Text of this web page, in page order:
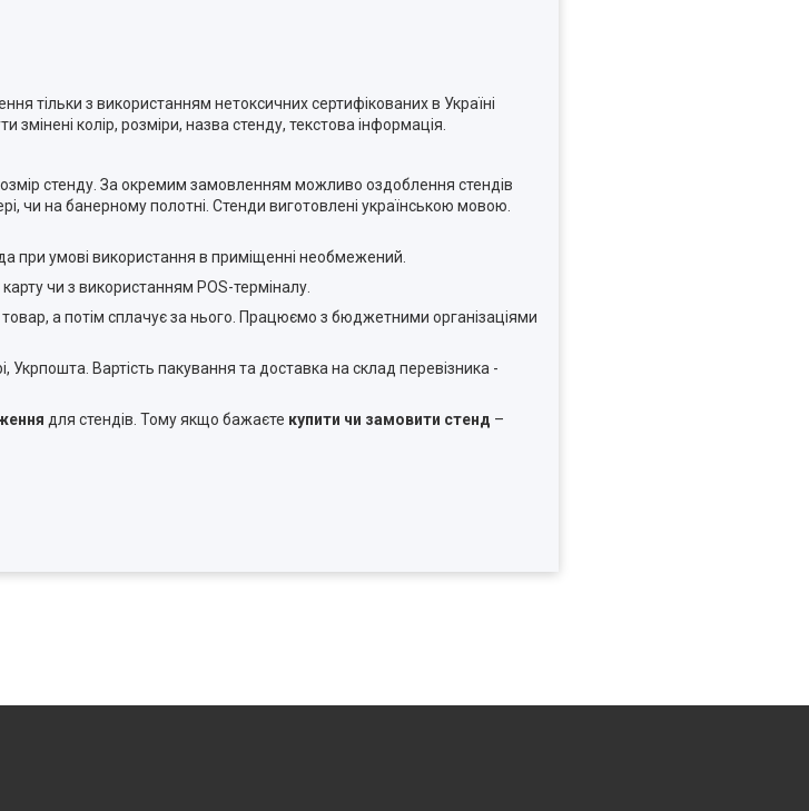
тільки з використанням нетоксичних сертифікованих в Україні
колір, розміри, назва стенду, текстова інформація.
стенду. За окремим замовленням можливо оздоблення стендів
чи на банерному полотні. Стенди виготовлені українською мовою.
при умові використання в приміщенні необмежений.
чи з використанням POS-терміналу.
а потім сплачує за нього. Працюємо з бюджетними організаціями
Вартість пакування та доставка на склад перевізника -
для стендів. Тому якщо бажаєте купити чи замовити стенд –